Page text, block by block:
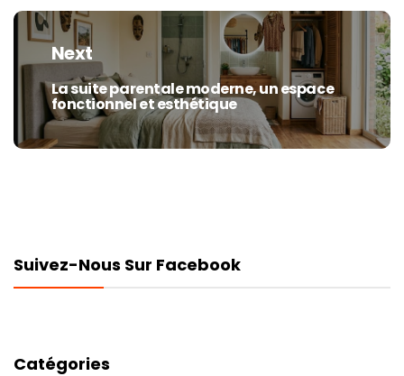
Next
Next
post:
La suite parentale moderne, un espace
fonctionnel et esthétique
Suivez-Nous Sur Facebook
Catégories